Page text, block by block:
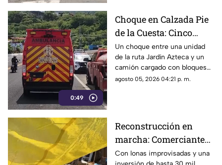
0:49
Choque en Calzada Pie
de la Cuesta: Cinco
lesionados tras
impacto entre combi y
camión de carga
Un choque entre una unidad
de la ruta Jardín Azteca y un
camión cargado con bloques
de concreto movilizó a los
agosto 05, 2026 04:21 p. m.
Reconstrucción en
marcha: Comerciantes
del Mercado Central de
Con lonas improvisadas y una